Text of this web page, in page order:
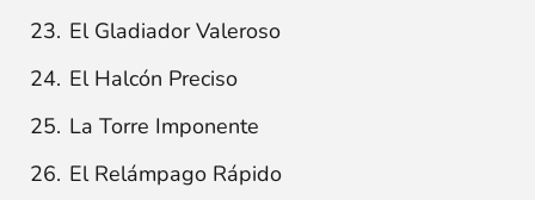
El Gladiador Valeroso
El Halcón Preciso
La Torre Imponente
El Relámpago Rápido